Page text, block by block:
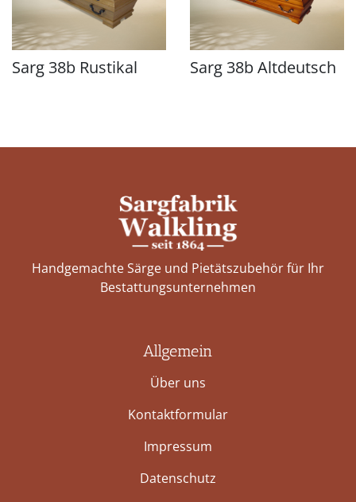
Sarg 38b Rustikal Sarg 38b Altdeutsch
Handgemachte Särge und Pietätszubehör für Ihr
Bestattungs­unternehmen
Allgemein
Über uns
Kontaktformular
Impressum
Datenschutz